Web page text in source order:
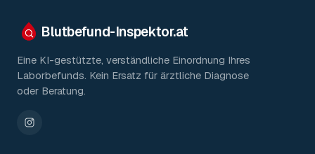
Blutbefund-Inspektor.at
Eine KI-gestützte, verständliche Einordnung Ihres
Laborbefunds. Kein Ersatz für ärztliche Diagnose
oder Beratung.